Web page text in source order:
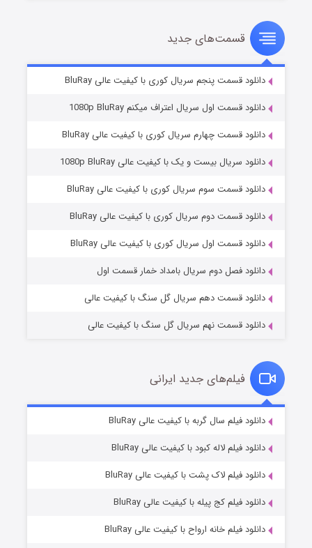
سریال زشت
قسمت۲ (زیرنویس) منتشر شد
مردگان متحرک: شهر مرده ۳
قسمت۲ (زیرنویس) منتشر شد
قسمت۷ (زیرنویس) منتشر شد
قسمت‌های جدید
دانلود قسمت پنجم سریال کوری با کیفیت عالی BluRay
دانلود قسمت اول سریال اعتراف میکنم 1080p BluRay
دانلود قسمت چهارم سریال کوری با کیفیت عالی BluRay
دانلود سریال بیست و یک با کیفیت عالی 1080p BluRay
دانلود قسمت سوم سریال کوری با کیفیت عالی BluRay
دانلود قسمت دوم سریال کوری با کیفیت عالی BluRay
دانلود قسمت اول سریال کوری با کیفیت عالی BluRay
دانلود فصل دوم سریال بامداد خمار قسمت اول
دانلود قسمت دهم سریال گل سنگ با کیفیت عالی
دانلود قسمت نهم سریال گل سنگ با کیفیت عالی
فیلم‌های جدید ایرانی
دانلود فیلم سال گربه با کیفیت عالی BluRay
دانلود فیلم لاله کبود با کیفیت عالی BluRay
دانلود فیلم لاک پشت با کیفیت عالی BluRay
دانلود فیلم کج‌ پیله با کیفیت عالی BluRay
دانلود فیلم خانه ارواح با کیفیت عالی BluRay